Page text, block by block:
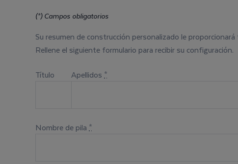
(*) Campos obligatorios
Su resumen de construcción personalizado le
Rellene el siguiente formulario para recibir su configuración.
Título Apellidos*
Nombre de pila *